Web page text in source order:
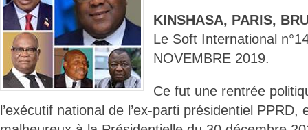
KINSHASA, PARIS,
Le Soft International
NOVEMBRE 2019.
Ce fut une rentrée
l’exécutif national de l’ex-parti présidentiel PPRD,